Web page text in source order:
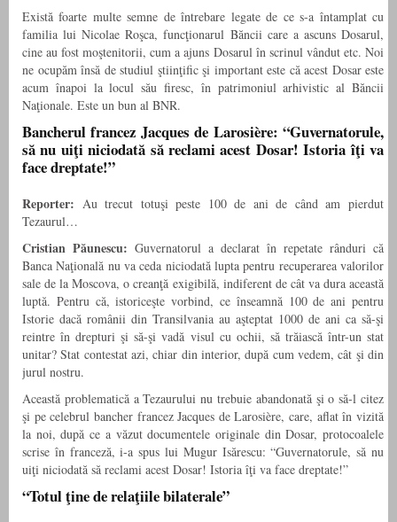
Există foarte multe semne de întrebare legate de ce s-a întamplat cu
familia lui Nicolae Roşca, funcţionarul Băncii care a ascuns Dosarul,
cine au fost moştenitorii, cum a ajuns Dosarul în scrinul vândut etc. Noi
ne ocupăm însă de studiul ştiinţific şi important este că acest Dosar este
acum înapoi la locul său firesc, în patrimoniul arhivistic al Băncii
Naţionale. Este un bun al BNR.
Bancherul francez Jacques de Larosière: “Guvernatorule,
să nu uiţi niciodată să reclami acest Dosar! Istoria îţi va
face dreptate!”
Reporter: Au trecut totuşi peste 100 de ani de când am pierdut
Tezaurul…
Cristian Păunescu: Guvernatorul a declarat în repetate rânduri că
Banca Naţională nu va ceda niciodată lupta pentru recuperarea valorilor
sale de la Moscova, o creanţă exigibilă, indiferent de cât va dura această
luptă. Pentru că, istoriceşte vorbind, ce înseamnă 100 de ani pentru
Istorie dacă românii din Transilvania au aşteptat 1000 de ani ca să-şi
reintre în drepturi şi să-şi vadă visul cu ochii, să trăiască într-un stat
unitar? Stat contestat azi, chiar din interior, după cum vedem, cât şi din
jurul nostru.
Această problematică a Tezaurului nu trebuie abandonată şi o să-l citez
şi pe celebrul bancher francez Jacques de Larosière, care, aflat în vizită
la noi, după ce a văzut documentele originale din Dosar, protocoalele
scrise în franceză, i-a spus lui Mugur Isărescu: “Guvernatorule, să nu
uiţi niciodată să reclami acest Dosar! Istoria îţi va face dreptate!”
“Totul ţine de relaţiile bilaterale”